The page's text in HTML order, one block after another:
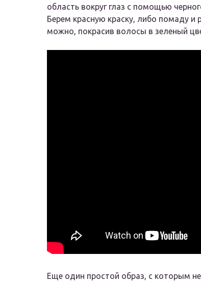
область вокруг глаз с помощью
Берем красную краску, либо помаду
можно, покрасив волосы в зеленый
Еще один простой образ, с которым